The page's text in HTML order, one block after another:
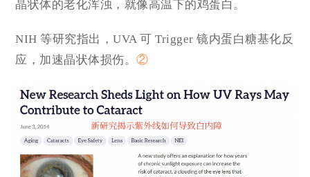
晶状体的老化浑浊，就像高温下的鸡蛋白。
NIH 等研究指出，UVA 可 Trigger 镜内蛋白糖基化反
应，加速晶状体损伤。②